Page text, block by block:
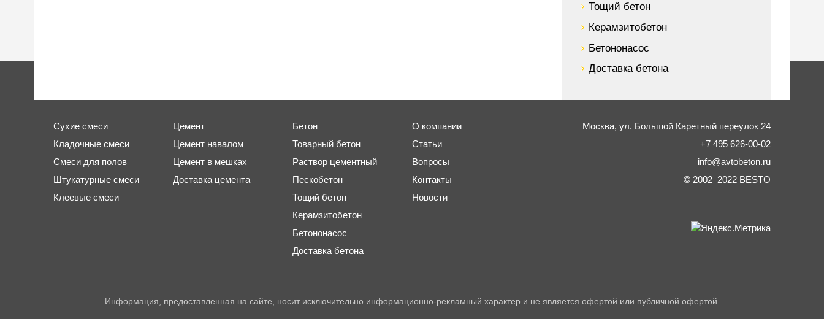
Тощий бетон
Керамзитобетон
Бетононасос
Доставка бетона
Сухие смеси
Кладочные смеси
Смеси для полов
Штукатурные смеси
Клеевые смеси
Цемент
Цемент навалом
Цемент в мешках
Доставка цемента
Бетон
Товарный бетон
Раствор цементный
Пескобетон
Тощий бетон
Керамзитобетон
Бетононасос
Доставка бетона
О компании
Статьи
Вопросы
Контакты
Новости
Москва, ул. Большой Каретный переулок 24
+7 495 626-00-02
info@avtobeton.ru
© 2002–2022 BESTO
Информация, предоставленная на сайте, носит исключительно информационно-рекламный характер и не является офертой или публичной офертой.